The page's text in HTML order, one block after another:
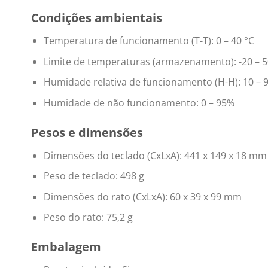
Condições ambientais
Temperatura de funcionamento (T-T): 0 – 40 °C
Limite de temperaturas (armazenamento): -20 –
Humidade relativa de funcionamento (H-H): 10 –
Humidade de não funcionamento: 0 – 95%
Pesos e dimensões
Dimensões do teclado (CxLxA): 441 x 149 x 18 mm
Peso de teclado: 498 g
Dimensões do rato (CxLxA): 60 x 39 x 99 mm
Peso do rato: 75,2 g
Embalagem